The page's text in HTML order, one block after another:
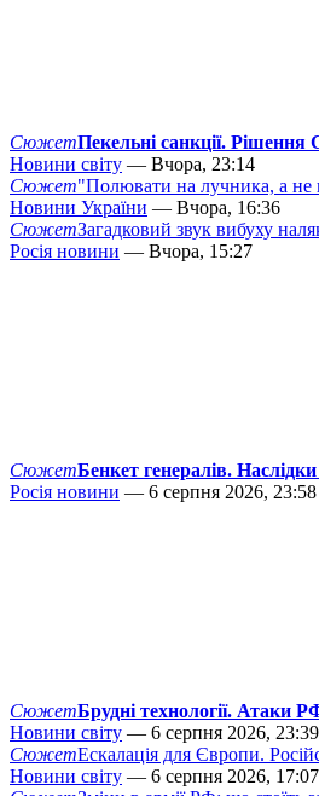
СюжетПекельні санкції.
Новини світу — Вчора, 23:14
Сюжет"Полювати на лучника, а не
Новини України — Вчора, 16:36
СюжетЗагадковий звук вибуху
Росія новини — Вчора, 15:27
СюжетБенкет генералів.
Росія новини — 6 серпня 2026, 23:58
СюжетБрудні технології. Атаки
Новини світу — 6 серпня 2026, 23:39
СюжетЕскалація для Європи.
Новини світу — 6 серпня 2026, 17:07